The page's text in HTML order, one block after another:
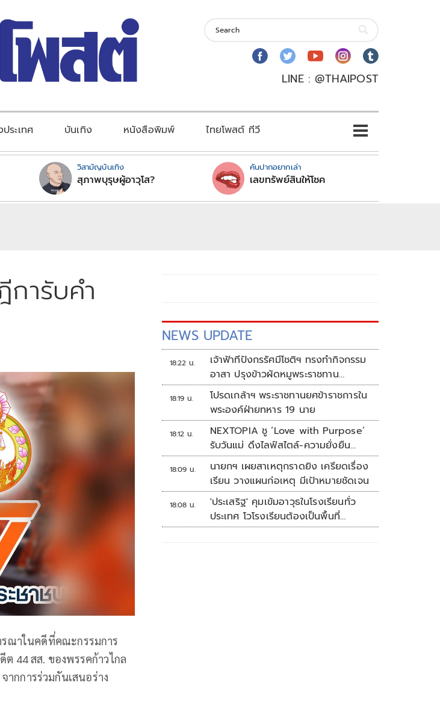
LINE : @THAIPOST
ระเทศ บันเทิง หนังสือพิมพ์ ไทยโพสต์ ทีวี
วิสามัญบันเทิง
สุภาพบุรุษผู้อาวุโส?
คันปากอยากเล่า
เลขทรัพย์สินให้โชค
การับคำ
รณาในคดีที่คณะกรรมการ
44 สส. ของพรรคก้าวไกล
กการร่วมกันเสนอร่าง
NEWS UPDATE
18:22 น.
เจ้าฟ้าทีปังกรรัศมีโชติฯ ทรงทำกิจกรรม
อาสา ปรุงข้าวผัดหมูพระราชทาน
ประชาชน
18:19 น.
โปรดเกล้าฯ พระราชทานยศข้าราชการใน
พระองค์ฝ่ายทหาร 19 นาย
18:12 น.
NEXTOPIA ชู ‘Love with Purpose’
รับวันแม่ ดึงไลฟ์สไตล์-ความยั่งยืน
สร้างประสบการณ์ช้อปปิงมีความหมาย
18:09 น.
นายกฯ เผยสาเหตุกราดยิง เครียดเรื่อง
เรียน วางแผนก่อเหตุ มีเป้าหมายชัดเจน
18:08 น.
'ประเสริฐ' คุมเข้มอาวุธในโรงเรียนทั่ว
ประเทศ โวโรงเรียนต้องเป็นพื้นที่
ปลอดภัย